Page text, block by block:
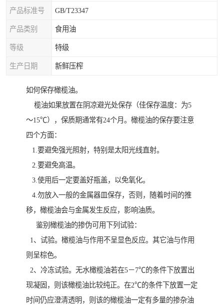
产品标准号 GB/T23347
产品类别 食用油
等级 特级
生产日期 新鲜压榨
如何保存橄榄油。
榄油如果放置在阴凉避光处保存（佳保存温度：为5
～15℃），保质期通常有24个月。橄榄油的保存要注意
四个方面：
1.要避免强光照射，特别是太阳光线直射。
2.要避免高温。
3.使用后一定要盖好瓶盖，以免氧化。
4.勿放入一般的金属器皿保存，否则，随着时间的推
移，橄榄油会与金属发生反应，影响油质。
鉴别橄榄油的掺伪可用下列试验：
1、试验。橄榄油与作用不呈显色反应。其它油与作用
则呈棕色。
2、冷冻试验。无水橄榄油若在5－7℃的条件下放置出
现凝固，则该橄榄油比较纯正。在2℃的条件下放置一定
时间仍应澄清透明，则该的橄榄油一定有多量的掺杂油